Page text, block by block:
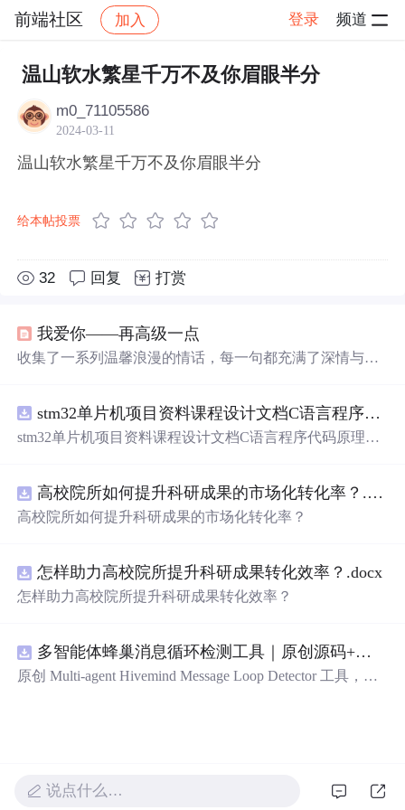
前端社区 加入 登录 频道
社区 前端社区 感慨 帖子详情
温山软水繁星千万不及你眉眼半分
m0_71105586
2024-03-11
温山软水繁星千万不及你眉眼半分
给本帖投票
32 回复 打赏
我爱你——再高级一点
收集了一系列温馨浪漫的情话，每一句都充满了深情与爱
stm32单片机项目资料课程设计文档C语言程序代码原理图电路PCB实例悬挂运动控制系统论文资料
stm32单片机项目资料课程设计文档C语言程序代码原理图
高校院所如何提升科研成果的市场化转化率？.docx
高校院所如何提升科研成果的市场化转化率？
怎样助力高校院所提升科研成果转化效率？.docx
怎样助力高校院所提升科研成果转化效率？
多智能体蜂巢消息循环检测工具｜原创源码+测试+离线报告
原创 Multi-agent Hivemind Message Loop Detector 工具，建
赖，不包含热点产品或开源项目源码、Logo、官方截图、
说点什么…